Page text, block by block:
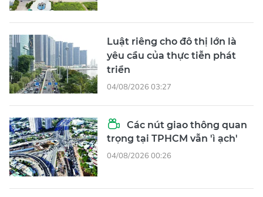
Luật riêng cho đô thị lớn là
yêu cầu của thực tiễn phát
triển
04/08/2026 03:27
Các nút giao thông quan
trọng tại TPHCM vẫn 'ì ạch'
04/08/2026 00:26